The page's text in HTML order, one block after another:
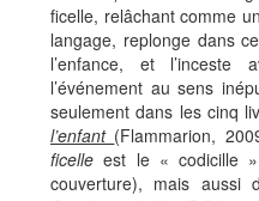
ficelle, relâchant comme
langage, replonge dans
l’enfance, et
l’événement au sens
seulement dans les cinq
l’enfant (Flammarion,
ficelle est le « codicille
couverture), mais aussi